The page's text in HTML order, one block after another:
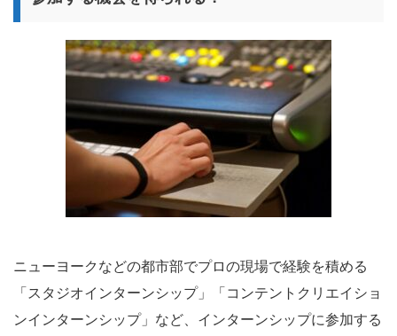
ニューヨークなどの都市部でプロの現場で経験を積める
「スタジオインターンシップ」「コンテントクリエイショ
ンインターンシップ」など、インターンシップに参加する